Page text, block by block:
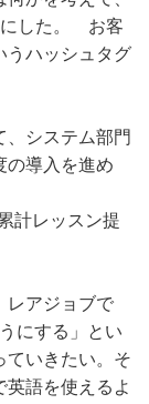
にした。 お客
うハッシュタグ
、システム部門
の導入を進め
計レッスン提
レアジョブで
にする」とい
ていきたい。そ
語を使えるよ